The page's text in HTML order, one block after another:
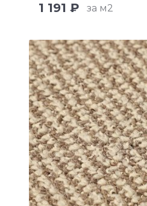
1 191 ₽ за м2